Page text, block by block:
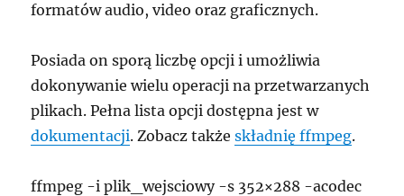
formatów audio, video oraz graficznych.
Posiada on sporą liczbę opcji i umożliwia
dokonywanie wielu operacji na przetwarzanych
plikach. Pełna lista opcji dostępna jest w
dokumentacji. Zobacz takżeskładnię ffmpeg.
ffmpeg -i plik_wejsciowy -s 352×288 -acodec